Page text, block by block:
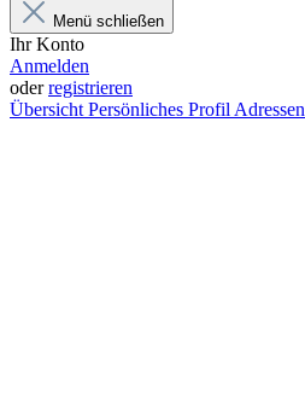
Menü schließen
Ihr Konto
Anmelden
oderregistrieren
Übersicht Persönliches Profil Adressen